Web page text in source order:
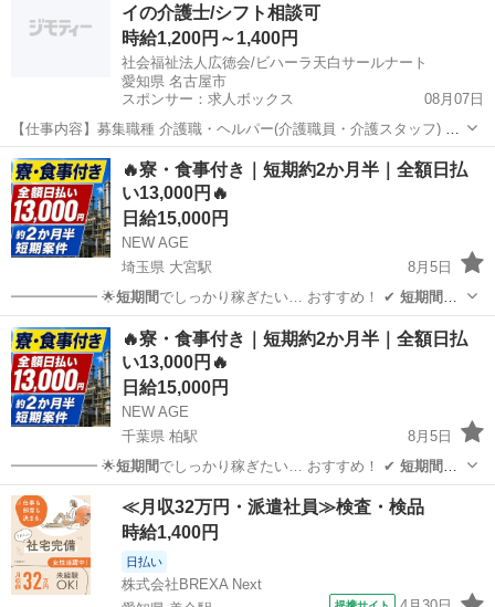
イの介護士/シフト相談可
時給1,200円～1,400円
社会福祉法人広徳会/ビハーラ天白サールナート
愛知県 名古屋市
スポンサー：求人ボックス
08月07日
【仕事内容】募集職種 介護職・ヘルパー(介護職員・介護スタッフ) パ
ート・アルバイト 仕事内容 身体介護、食事介助、入浴介助、排泄介
助、生活援助、リネン交換、レク企画・運営 給与・手当 <給与> 時給
1,200〜1,400円 <手...
アルバイト・パート
🔥寮・食事付き｜短期約2か月半｜全額日払
い13,000円🔥
日給15,000円
NEW AGE
埼玉県 大宮駅
8月5日
━━━━━━ 🌟短期間 でしっかり稼ぎたい… おすすめ！ ✔ 短期間 で
しっかり稼ぎたい…
埼玉 さいたま市 大宮駅 軽作業 短期間
🔥寮・食事付き｜短期約2か月半｜全額日払
い13,000円🔥
日給15,000円
NEW AGE
千葉県 柏駅
8月5日
━━━━━━ 🌟短期間 でしっかり稼ぎたい… おすすめ！ ✔ 短期間 で
しっかり稼ぎたい…
千葉 柏市 柏駅 軽作業 短期間
≪月収32万円・派遣社員≫検査・検品
時給1,400円
日払い
株式会社BREXA Next